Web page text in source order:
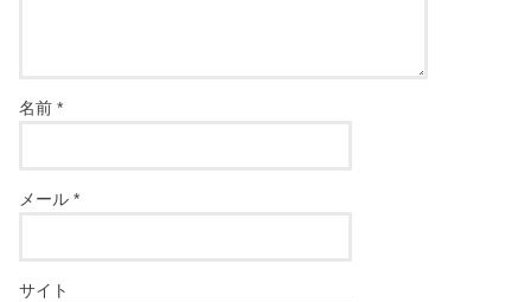
名前*
メール*
サイト